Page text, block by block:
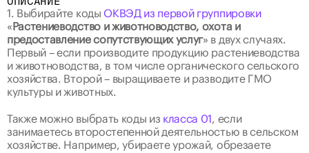
1. Выбирайте коды ОКВЭД из первой группировки
«Растениеводство и животноводство, охота и
предоставление сопутствующих услуг» в двух случаях.
Первый – если производите продукцию растениеводства
и животноводства, в том числе органического сельского
хозяйства. Второй – выращиваете и разводите ГМО
культуры и животных.
Также можно выбрать коды из класса 01, если
занимаетесь второстепенной деятельностью в сельском
хозяйстве. Например, убираете урожай, обрезаете